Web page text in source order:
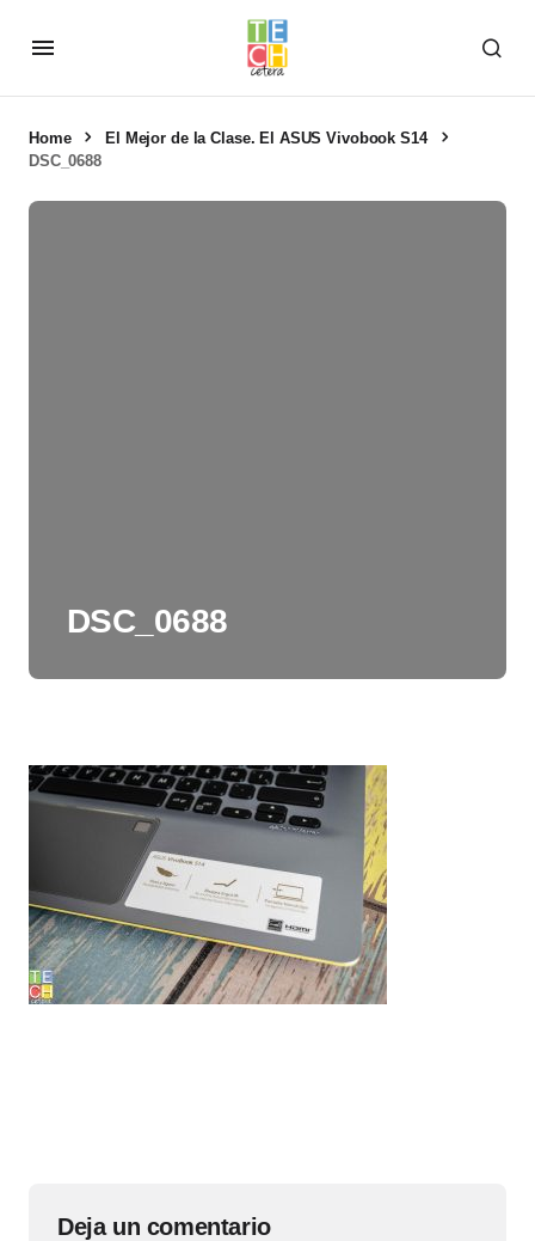
Home
El Mejor de la Clase. El ASUS Vivobook S14
DSC_0688
DSC_0688
Deja un comentario